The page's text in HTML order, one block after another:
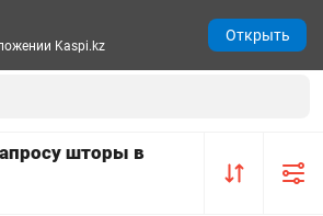
шторы в
Kaspi.kz
Открыть